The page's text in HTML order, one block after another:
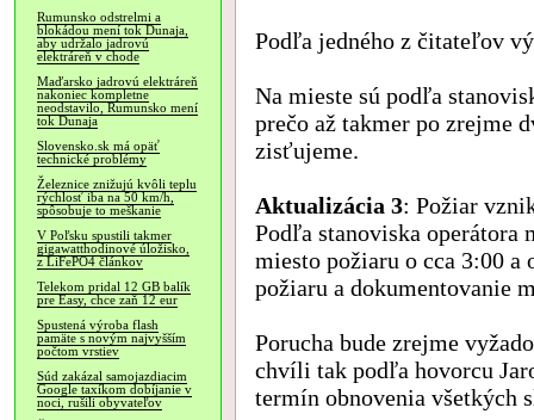
Rumunsko odstrelmi a
blokádou mení tok Dunaja,
aby udržalo jadrovú
elektráreň v chode
Maďarsko jadrovú elektráreň
nakoniec kompletne
neodstavilo, Rumunsko mení
tok Dunaja
Slovensko.sk má opäť
technické problémy
Železnice znižujú kvôli teplu
rýchlosť iba na 50 km/h,
spôsobuje to meškanie
V Poľsku spustili takmer
gigawatthodinové úložisko,
z LiFePO4 článkov
Telekom pridal 12 GB balík
pre Easy, chce zaň 12 eur
Spustená výroba flash
pamäte s novým najvyšším
počtom vrstiev
Súd zakázal samojazdiacim
Google taxíkom dobíjanie v
noci, rušili obyvateľov
Podľa jedného z čitateľov
Na mieste sú podľa
prečo až takmer po zrejme
zisťujeme.
Aktualizácia 3: Požiar
Podľa stanoviska operátora
miesto požiaru o cca 3:00 a
požiaru a dokumentovanie
Porucha bude zrejme
chvíli tak podľa hovorcu
termín obnovenia všetkých